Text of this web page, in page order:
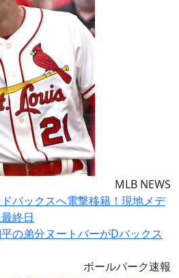
MLB NEWS
バックスへ電撃移籍！現地メデ
終日
ボールパーク速報